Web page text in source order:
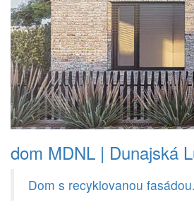
dom MDNL | Dunajská
Dom s recyklovanou fasádou.